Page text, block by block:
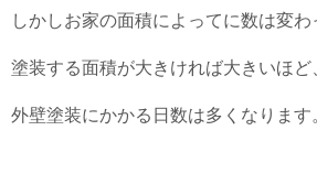
しかしお家の面積によってに数は変わ
塗装する面積が大きければ大きいほど
外壁塗装にかかる日数は多くなります